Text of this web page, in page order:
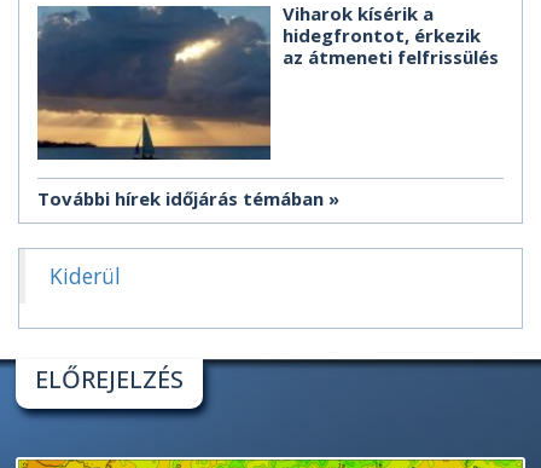
Viharok kísérik a
hidegfrontot, érkezik
az átmeneti felfrissülés
További hírek időjárás témában
Kiderül
ELŐREJELZÉS